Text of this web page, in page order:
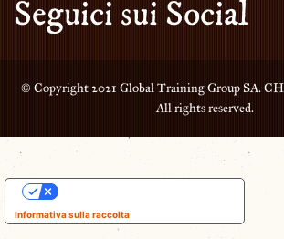
Seguici sui Social
© Copyright 2021 Global Training Group SA.
All rights reserved.
Informativa sulla raccolta